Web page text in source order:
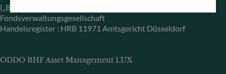
(„BaFin“) zugelassene und beaufsichtigte
Fondsverwaltungsgesellschaft
Handelsregister : HRB 11971 Amtsgericht Düsseldorf
ODDO BHF Asset Management LUX